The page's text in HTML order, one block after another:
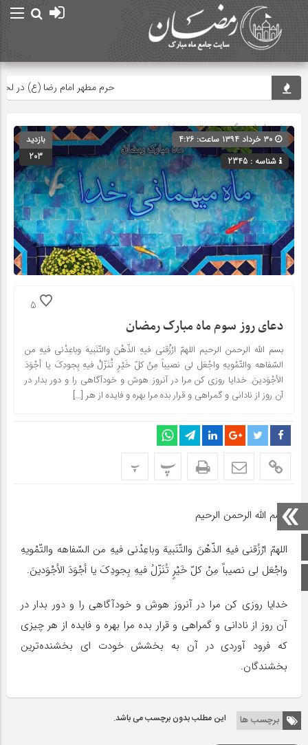
صفحه اصلی
اینستاگرام
حرم مطهر امام رضا (ع) در لحظه
صفحه اصلی» گروه » دسته‌بندی نشده
شناسه : 2345
بازدید
203
5
دعای روز سوم ماه مبارک رمضان
بسم الله الرحمن الرحیم اللهمّ ارْزُقنی فیهِ الذّهْنَ والتّنَبیهَ وباعِدْنی فیهِ من
السّفاهه والتّمْویهِ واجْعَل لی نصیباً مِنْ کلّ خَیْرٍ تُنَزّلُ فیهِ بِجودِکَ یا أجْوَدَ
الأجْوَدینَ. خدایا روزى کن مرا در آنروز هوش و خودآگاهى را و دور بدار در
آن روز از نادانى و گمراهى و قرار بده مرا بهره و فایده از هر […]
پ پ
بسم الله الرحمن الرحیم
اللهمّ ارْزُقنی فیهِ الذّهْنَ والتّنَبیهَ وباعِدْنی فیهِ من السّفاهه والتّمْویهِ
واجْعَل لی نصیباً مِنْ کلّ خَیْرٍ تُنَزّلُ فیهِ بِجودِکَ یا أجْوَدَ الأجْوَدینَ.
خدایا روزى کن مرا در آنروز هوش و خودآگاهى را و دور بدار در
آن روز از نادانى و گمراهى و قرار بده مرا بهره و فایده از هر چیزى
که فرود آوردى در آن به بخشش خودت اى بخشنده‌ترین
بخشندگان.
برچسب ها این مطلب بدون برچسب می باشد.